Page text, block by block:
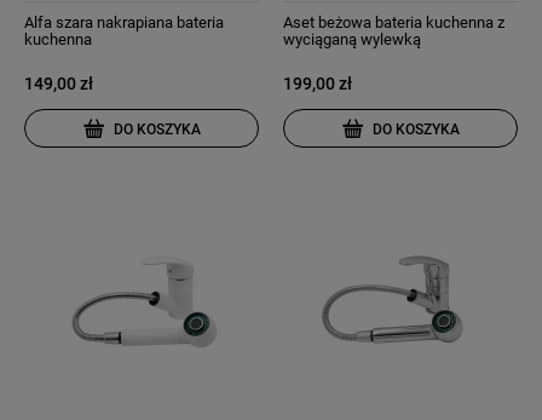
Alfa szara nakrapiana bateria
kuchenna
149,00 zł
DO KOSZYKA
Aset beżowa bateria kuchenna z
wyciąganą wylewką
199,00 zł
DO KOSZYKA